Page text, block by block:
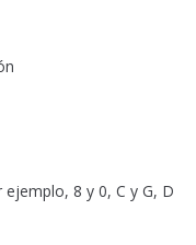
8 y 0, C y G, D